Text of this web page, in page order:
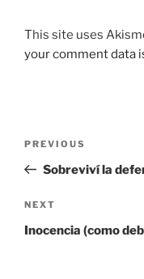
This site uses
your comment data
Previous
Post
PREVIOUS
Sobreviví la
Next
Post
NEXT
Inocencia (como